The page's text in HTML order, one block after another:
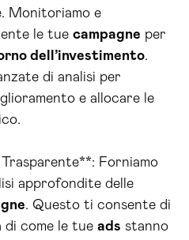
Monitoriamo e
le tue campagne per
dell’investimento.
di analisi per
e allocare le
Forniamo
approfondite delle
. Questo ti consente di
di come le tue ads stanno